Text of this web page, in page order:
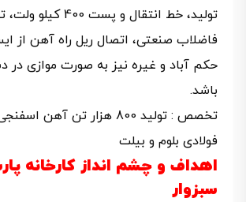
تولید، خط انتقال و پست
فاضلاب صنعتی، اتصال ریل راه آهن از
حکم آباد و غیره نیز به صورت موازی در
باشد.
تخصص : تولید 800 هزار تن
فولادی بلوم و بیلت
اهداف و چشم انداز کارخانه
سبزوار